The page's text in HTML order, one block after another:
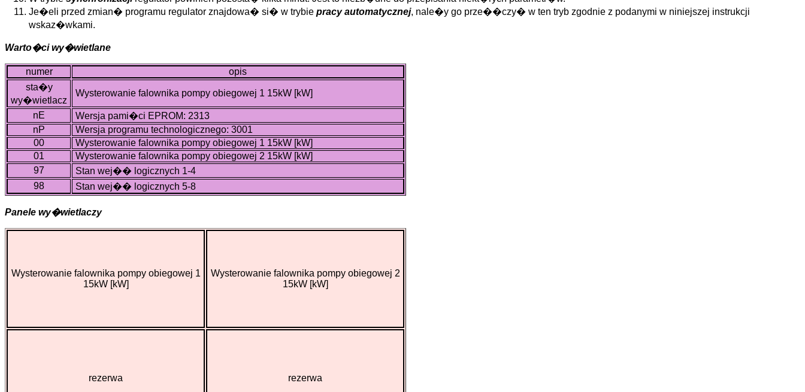
Je�eli przed zmian� programu regulator znajdowa� si� w trybie pracy automatycznej, nale�y go prze��czy� w ten tryb zgodnie z podanymi w niniejszej instrukcji
wskaz�wkami.
Warto�ci wy�wietlane
numer
opis
sta�y
wy�wietlacz
Wysterowanie falownika pompy obiegowej 1 15kW [kW]
nE
Wersja pami�ci EPROM: 2313
nP
Wersja programu technologicznego: 3001
00
Wysterowanie falownika pompy obiegowej 1 15kW [kW]
01
Wysterowanie falownika pompy obiegowej 2 15kW [kW]
97
Stan wej�� logicznych 1-4
98
Stan wej�� logicznych 5-8
Panele wy�wietlaczy
Wysterowanie falownika pompy obiegowej 1
15kW [kW]
Wysterowanie falownika pompy obiegowej 2
15kW [kW]
rezerwa rezerwa